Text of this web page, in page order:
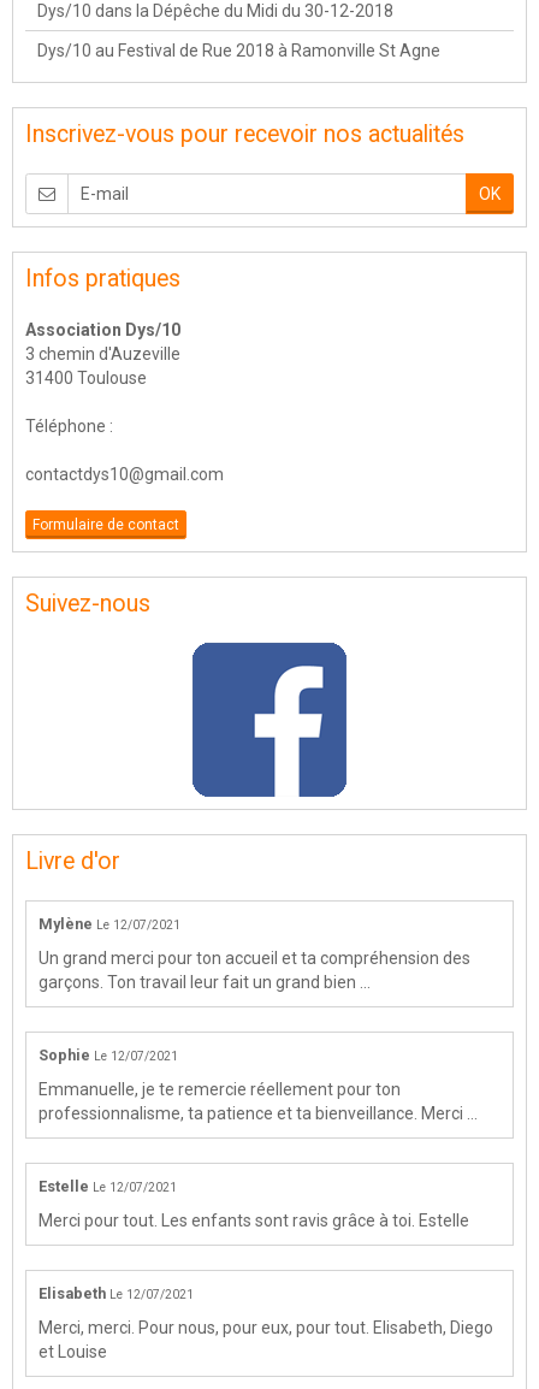
Dys/10 dans la Dépêche du Midi du 30-12-2018
Dys/10 au Festival de Rue 2018 à Ramonville St Agne
Inscrivez-vous pour recevoir nos actualités
OK
Infos pratiques
Association Dys/10
3 chemin d'Auzeville
31400 Toulouse
Téléphone :
contactdys10@gmail.com
Formulaire de contact
Suivez-nous
Livre d'or
Mylène Le 12/07/2021
Un grand merci pour ton accueil et ta compréhension des
garçons. Ton travail leur fait un grand bien ...
Sophie Le 12/07/2021
Emmanuelle, je te remercie réellement pour ton
professionnalisme, ta patience et ta bienveillance. Merci ...
Estelle Le 12/07/2021
Merci pour tout. Les enfants sont ravis grâce à toi. Estelle
Elisabeth Le 12/07/2021
Merci, merci. Pour nous, pour eux, pour tout. Elisabeth, Diego
et Louise